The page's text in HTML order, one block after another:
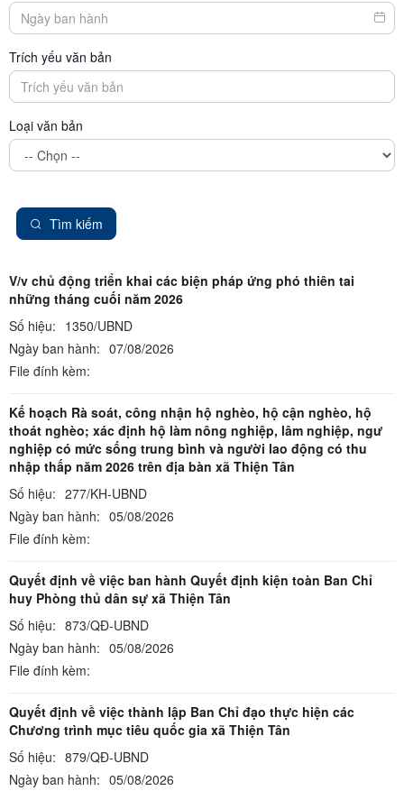
Trích yếu văn bản
Loại văn bản
Tìm kiếm
V/v chủ động triển khai các biện pháp ứng phó thiên tai
những tháng cuối năm 2026
Số hiệu: 1350/UBND
Ngày ban hành: 07/08/2026
File đính kèm:
Kế hoạch Rà soát, công nhận hộ nghèo, hộ cận nghèo, hộ
thoát nghèo; xác định hộ làm nông nghiệp, lâm nghiệp, ngư
nghiệp có mức sống trung bình và người lao động có thu
nhập thấp năm 2026 trên địa bàn xã Thiện Tân
Số hiệu: 277/KH-UBND
Ngày ban hành: 05/08/2026
File đính kèm:
Quyết định về việc ban hành Quyết định kiện toàn Ban Chỉ
huy Phòng thủ dân sự xã Thiện Tân
Số hiệu: 873/QĐ-UBND
Ngày ban hành: 05/08/2026
File đính kèm:
Quyết định về việc thành lập Ban Chỉ đạo thực hiện các
Chương trình mục tiêu quốc gia xã Thiện Tân
Số hiệu: 879/QĐ-UBND
Ngày ban hành: 05/08/2026